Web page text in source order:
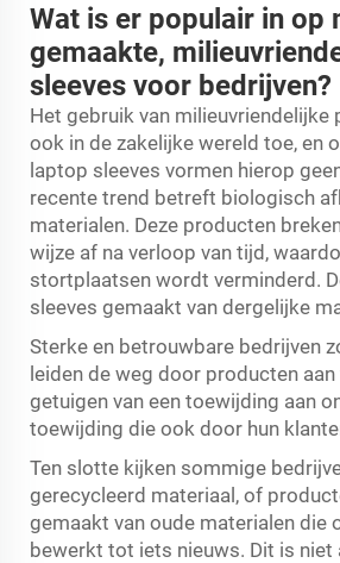
Wat is er populair in op
gemaakte,
sleeves voor bedrijven?
Het gebruik van milieuvriendelijke
ook in de zakelijke wereld toe, en
laptop sleeves vormen hierop
recente trend betreft biologisch
materialen. Deze producten
wijze af na verloop van tijd,
stortplaatsen wordt verminderd.
sleeves gemaakt van dergelijke
Sterke en betrouwbare bedrijven
leiden de weg door producten
getuigen van een toewijding aan
toewijding die ook door hun
Ten slotte kijken sommige
gerecycleerd materiaal, of
gemaakt van oude materialen die
bewerkt tot iets nieuws. Dit is niet